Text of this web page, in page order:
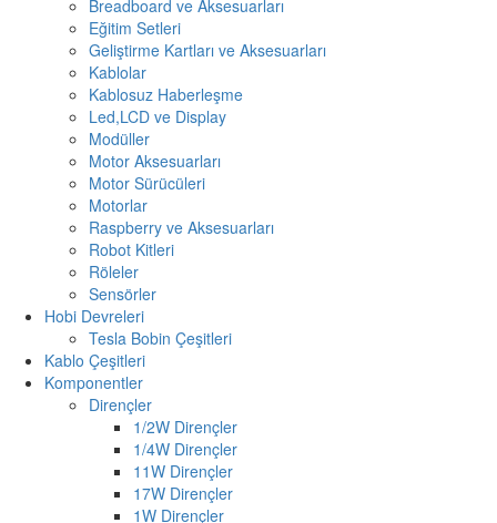
Breadboard ve Aksesuarları
Eğitim Setleri
Geliştirme Kartları ve Aksesuarları
Kablolar
Kablosuz Haberleşme
Led,LCD ve Display
Modüller
Motor Aksesuarları
Motor Sürücüleri
Motorlar
Raspberry ve Aksesuarları
Robot Kitleri
Röleler
Sensörler
Hobi Devreleri
Tesla Bobin Çeşitleri
Kablo Çeşitleri
Komponentler
Dirençler
1/2W Dirençler
1/4W Dirençler
11W Dirençler
17W Dirençler
1W Dirençler